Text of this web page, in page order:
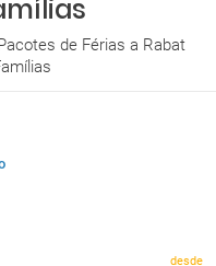
de Férias a Rabat
desde